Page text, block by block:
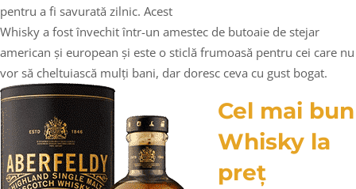
pentru a fi savurată zilnic. Acest
Whisky a fost învechit într-un amestec de butoaie de stejar
american și european și este o sticlă frumoasă pentru cei care nu
vor să cheltuiască mulți bani, dar doresc ceva cu gust bogat.
Cel mai bun
Whisky la
preț